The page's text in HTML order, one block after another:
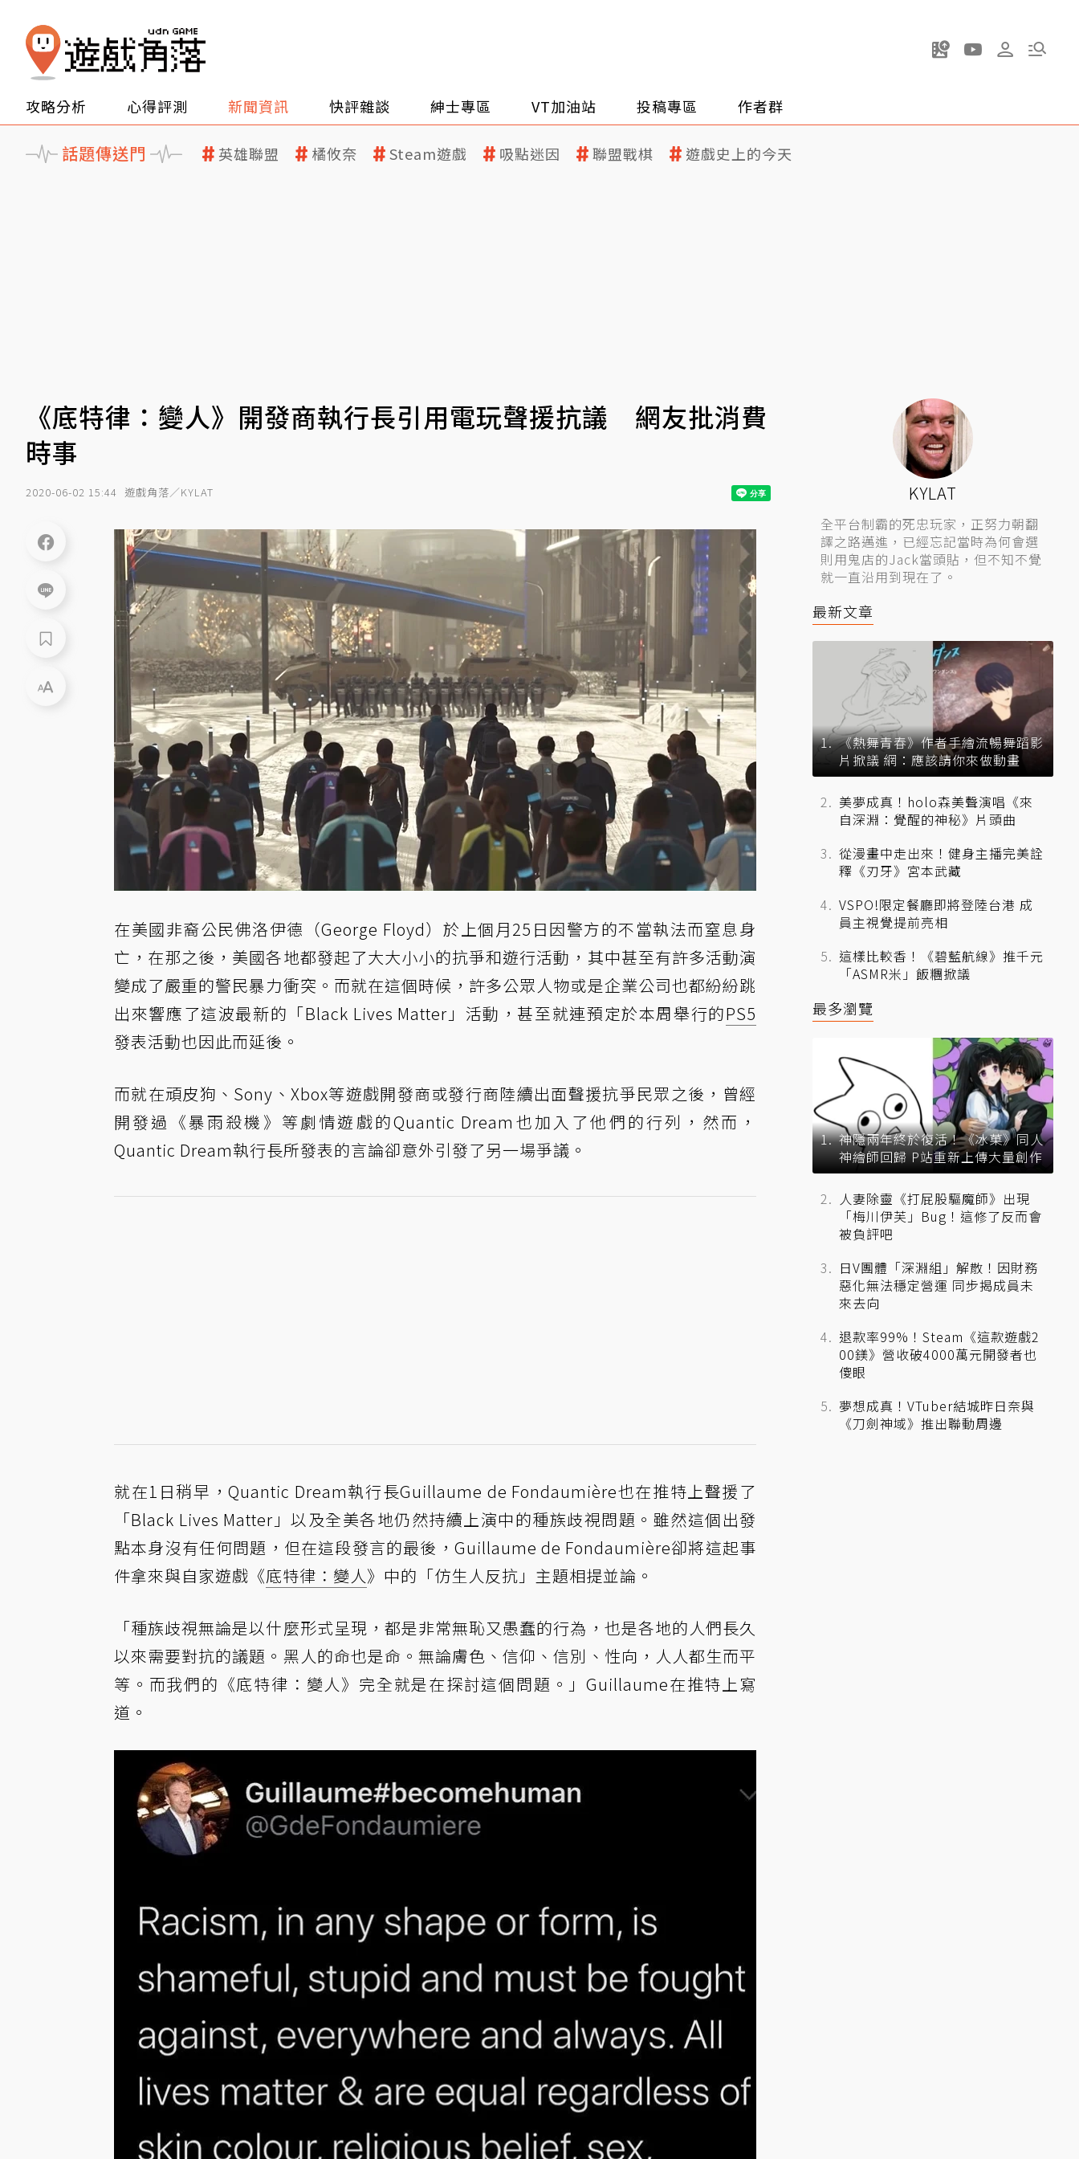
攻略分析 心得評測 新聞資訊 快評雜談 紳士專區 VT加油站 投稿專區 作者群
話題傳送門 英雄聯盟 橘攸奈 Steam遊戲 吸點迷因 聯盟戰棋 遊戲史上的今天
《底特律：變人》開發商執行長引用電玩聲援抗議 網友批消費
時事
2020-06-02 15:44 遊戲角落／KYLAT
在美國非裔公民佛洛伊德（George Floyd）於上個月25日因警方的不當執法而窒息身
亡，在那之後，美國各地都發起了大大小小的抗爭和遊行活動，其中甚至有許多活動演
變成了嚴重的警民暴力衝突。而就在這個時候，許多公眾人物或是企業公司也都紛紛跳
出來響應了這波最新的「Black Lives Matter」活動，甚至就連預定於本周舉行的PS5
發表活動也因此而延後。
而就在頑皮狗、Sony、Xbox等遊戲開發商或發行商陸續出面聲援抗爭民眾之後，曾經
開發過《暴雨殺機》等劇情遊戲的Quantic Dream也加入了他們的行列，然而，
Quantic Dream執行長所發表的言論卻意外引發了另一場爭議。
就在1日稍早，Quantic Dream執行長Guillaume de Fondaumière也在推特上聲援了
「Black Lives Matter」以及全美各地仍然持續上演中的種族歧視問題。雖然這個出發
點本身沒有任何問題，但在這段發言的最後，Guillaume de Fondaumière卻將這起事
件拿來與自家遊戲《底特律：變人》中的「仿生人反抗」主題相提並論。
「種族歧視無論是以什麼形式呈現，都是非常無恥又愚蠢的行為，也是各地的人們長久
以來需要對抗的議題。黑人的命也是命。無論膚色、信仰、信別、性向，人人都生而平
等。而我們的《底特律：變人》完全就是在探討這個問題。」Guillaume在推特上寫
道。
KYLAT
全平台制霸的死忠玩家，正努力朝翻
譯之路邁進，已經忘記當時為何會選
則用鬼店的Jack當頭貼，但不知不覺
就一直沿用到現在了。
最新文章
《熱舞青春》作者手繪流暢舞蹈影
片掀議 網：應該請你來做動畫
美夢成真！holo森美聲演唱《來
自深淵：覺醒的神秘》片頭曲
從漫畫中走出來！健身主播完美詮
釋《刃牙》宮本武藏
VSPO!限定餐廳即將登陸台港 成
員主視覺提前亮相
這樣比較香！《碧藍航線》推千元
「ASMR米」飯糰掀議
最多瀏覽
神隱兩年終於復活！《冰菓》同人
神繪師回歸 P站重新上傳大量創作
人妻除靈《打屁股驅魔師》出現
「梅川伊芙」Bug！這修了反而會
被負評吧
日V團體「深淵組」解散！因財務
惡化無法穩定營運 同步揭成員未
來去向
退款率99%！Steam《這款遊戲2
00鎂》營收破4000萬元開發者也
傻眼
夢想成真！VTuber結城昨日奈與
《刀劍神域》推出聯動周邊